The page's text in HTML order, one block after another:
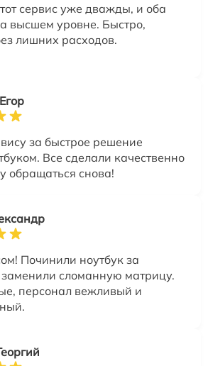
сервис уже дважды, и оба
высшем уровне. Быстро,
лишних расходов.
за быстрое решение
Все сделали качественно
обращаться снова!
Починили ноутбук за
сломанную матрицу.
персонал вежливый и